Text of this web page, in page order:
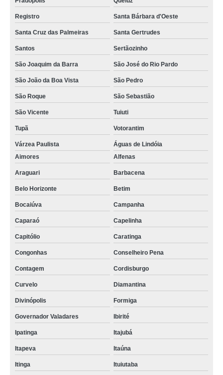
Registro Santa Bárbara d'Oeste
Santa Cruz das Palmeiras Santa Gertrudes
Santos Sertãozinho
São Joaquim da Barra São José do Rio Pardo
São João da Boa Vista São Pedro
São Roque São Sebastião
São Vicente Tuiuti
Tupã Votorantim
Várzea Paulista
Águas de Lindóia
Aimores
Alfenas
Araguari Barbacena
Belo Horizonte Betim
Bocaiúva Campanha
Caparaó Capelinha
Capitólio Caratinga
Congonhas Conselheiro Pena
Contagem Cordisburgo
Curvelo Diamantina
Divinópolis Formiga
Governador Valadares Ibirité
Ipatinga Itajubá
Itapeva Itaúna
Itinga Ituiutaba